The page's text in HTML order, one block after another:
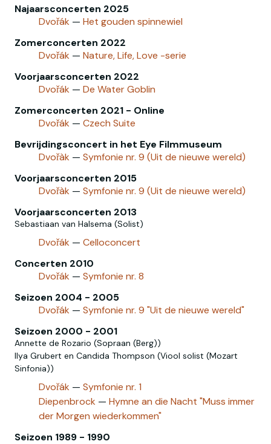
Najaarsconcerten 2025
Dvořák — Het gouden spinnewiel
Zomerconcerten 2022
Dvořák — Nature, Life, Love -serie
Voorjaarsconcerten 2022
Dvořák — De Water Goblin
Zomerconcerten 2021 - Online
Dvořák — Czech Suite
Bevrijdingsconcert in het Eye Filmmuseum
Dvořàk — Symfonie nr. 9 (Uit de nieuwe wereld)
Voorjaarsconcerten 2015
Dvořàk — Symfonie nr. 9 (Uit de nieuwe wereld)
Voorjaarsconcerten 2013
Sebastiaan van Halsema (Solist)
Dvořák — Celloconcert
Concerten 2010
Dvořák — Symfonie nr. 8
Seizoen 2004 - 2005
Dvořák — Symfonie nr. 9 "Uit de nieuwe wereld"
Seizoen 2000 - 2001
Annette de Rozario (Sopraan (Berg))
Ilya Grubert en Candida Thompson (Viool solist (Mozart
Sinfonia))
Dvořák — Symfonie nr. 1
Diepenbrock — Hymne an die Nacht "Muss immer
der Morgen wiederkommen"
Seizoen 1989 - 1990